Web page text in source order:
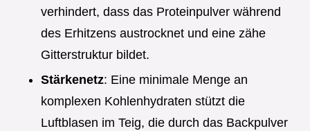
verhindert, dass das Proteinpulver während
des Erhitzens austrocknet und eine zähe
Gitterstruktur bildet.
Stärkenetz: Eine minimale Menge an
komplexen Kohlenhydraten stützt die
Luftblasen im Teig, die durch das Backpulver